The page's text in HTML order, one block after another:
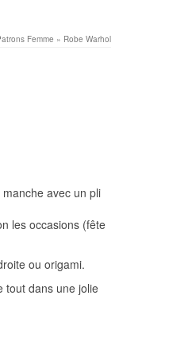
Femme » Robe Warhol
avec un pli
les occasions (fête
ou origami.
tout dans une jolie